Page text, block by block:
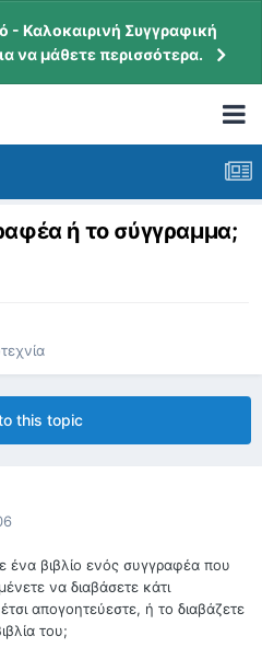
- Καλοκαιρινή Συγγραφική
να μάθετε περισσότερα.
ή το σύγγραμμα;
this topic
ένα βιβλίο ενός συγγραφέα που
να διαβάσετε κάτι
απογοητεύεστε, ή το διαβάζετε
του;